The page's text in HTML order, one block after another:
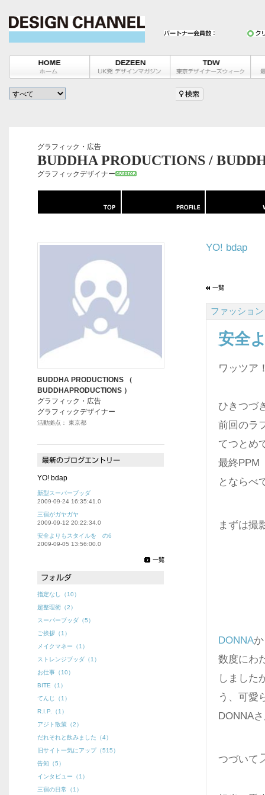
グラフィック・広告
BUDDHA PRODUCTIONS /
グラフィックデザイナー
YO! bdap
ファッション
安全
ワッツア
ひきつづ
前回のラ
てつとめ
最終PPM
とならべ
まずは撮
DONNA
数度にわ
しました
う、可愛
DONNA
つづいて
BUDDHA PRODUCTIONS （
BUDDHAPRODUCTIONS ）
グラフィック・広告
グラフィックデザイナー
活動拠点： 東京都
YO! bdap
新型スーパーブッダ
2009-09-24 16:35:41.0
三宿がガヤガヤ
2009-09-12 20:22:34.0
安全よりもスタイルを の6
2009-09-05 13:56:00.0
指定なし（10）
超整理術（2）
スーパーブッダ（5）
ご挨拶（1）
メイクマネー（1）
ストレンジブッダ（1）
お仕事（10）
BITE（1）
てんじ（1）
R.I.P.（1）
アジト散策（2）
だれそれと飲みました（4）
旧サイト一気にアップ（515）
告知（5）
インタビュー（1）
三宿の日常（1）